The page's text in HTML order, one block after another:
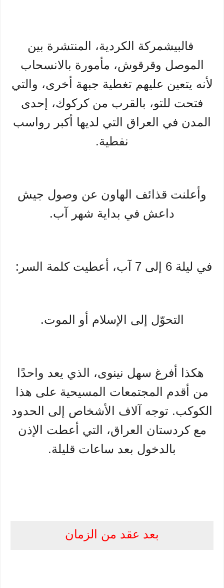
فالبيشمركة الكردية، المنتشرة بين
الموصل وقرقوش، مأمورة بالانسحاب
لأنه يتعين عليهم تغطية جبهة أخرى، والتي
فتحت للتو، بالقرب من كركوك، إحدى
المدن في العراق التي لديها أكبر رواسب
نفطية.
وأعلنت قذائف الهاون عن وصول جيش
داعش في بداية شهر آب.
في ليلة 6 إلى 7 آب، أعطيت كلمة السر:
التحوّل إلى الإسلام أو الموت.
هكذا أفرغ سهل نينوى، الذي يعد واحدًا
من أقدم المجتمعات المسيحية على هذا
الكوكب. توجه آلاف الأشخاص إلى الحدود
مع كردستان العراق، التي أعطت الإذن
بالدخول بعد ساعات قليلة.
بعد عقد من الزمان